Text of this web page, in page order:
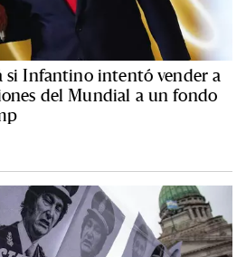
si Infantino intentó vender a
del Mundial a un fondo